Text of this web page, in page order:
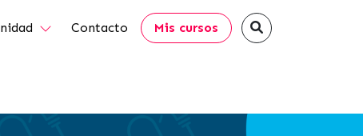
Contacto Mis cursos